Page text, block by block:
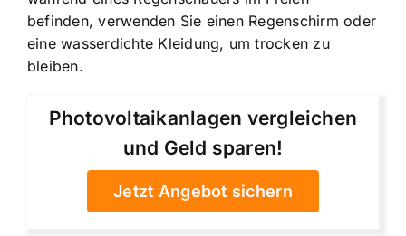
befinden, verwenden Sie einen Regenschirm oder
eine wasserdichte Kleidung, um trocken zu
bleiben.
Photovoltaikanlagen vergleichen
und Geld sparen!
Jetzt Angebot sichern